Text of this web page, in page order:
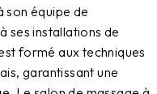
son équipe de
ses installations de
formé aux techniques
garantissant une